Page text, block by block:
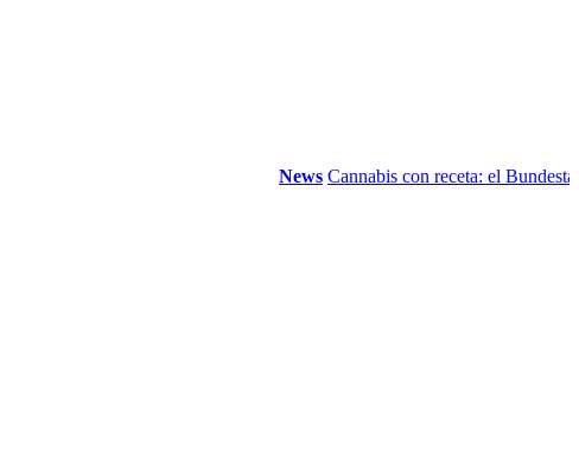
News Cannabis con receta: el Bundestag